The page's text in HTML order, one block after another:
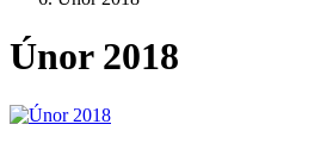
Únor 2018